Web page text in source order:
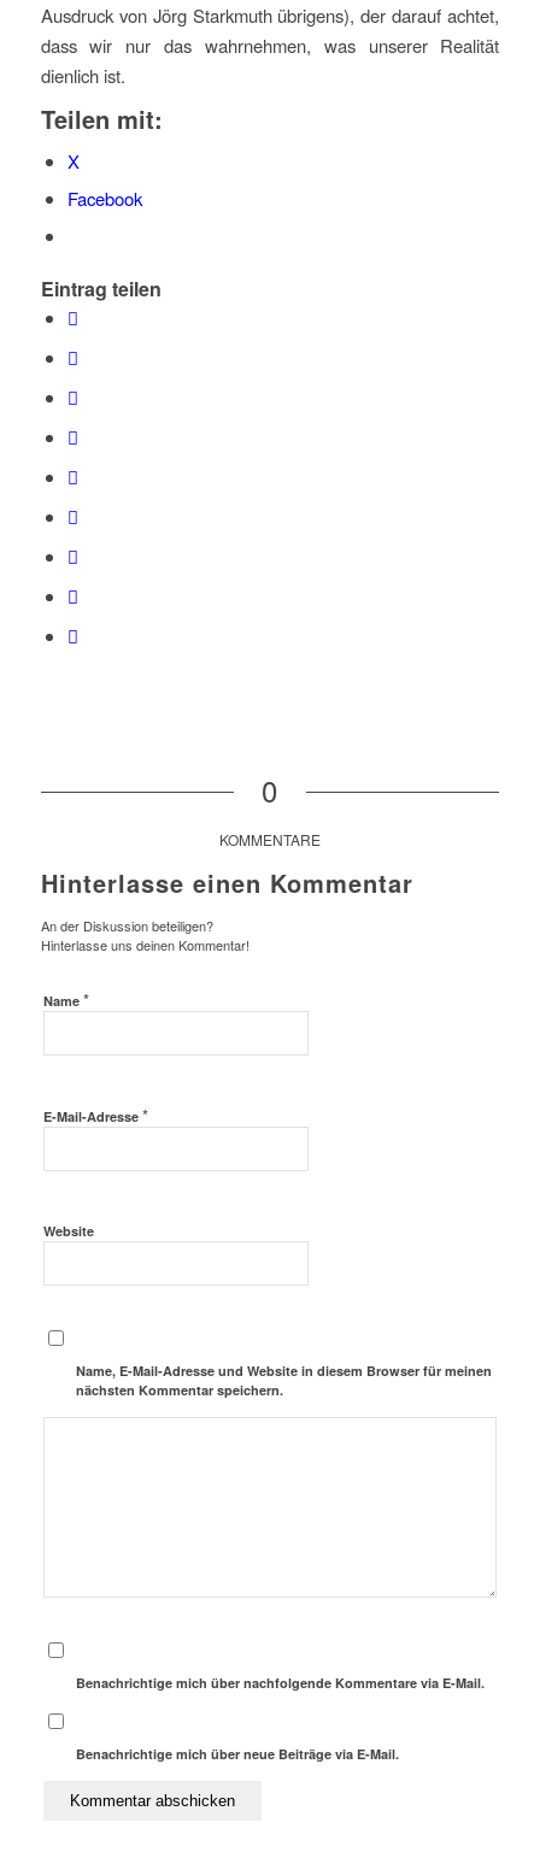
Ausdruck von Jörg Starkmuth übrigens), der darauf achtet,
dass wir nur das wahrnehmen, was unserer Realität
dienlich ist.
Teilen mit:
X
Facebook
Eintrag teilen
0
KOMMENTARE
Hinterlasse einen Kommentar
An der Diskussion beteiligen?
Hinterlasse uns deinen Kommentar!
Name *
E-Mail-Adresse *
Website
Name, E-Mail-Adresse und Website in diesem Browser für meinen
nächsten Kommentar speichern.
Benachrichtige mich über nachfolgende Kommentare via E-Mail.
Benachrichtige mich über neue Beiträge via E-Mail.